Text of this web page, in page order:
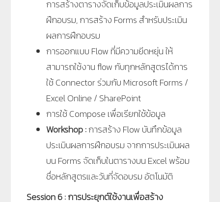
การสร้างตารางจัดเก็บข้อมูลประเมินผลการ
ฝึกอบรม, การสร้าง Forms สำหรับประเมิน
ผลการฝึกอบรม
การออกแบบ Flow ที่มีความยีดหยุ่น ให้
สามารถใช้งาน flow กับทุกหลักสูตรได้การ
ใช้ Connector ร่วมกับ Microsoft Forms /
Excel Online / SharePoint
การใช้ Compose เพื่อเรียกใช้ข้อมูล
Workshop :การสร้าง Flow บันทึกข้อมูล
ประเมินผลการฝึกอบรม จากการประเมินผล
บน Forms จัดเก็บในตารางบน Excel พร้อม
ชื่อหลักสูตรและวันที่จัดอบรม อัตโนมัติ
Session 6 : การประยุกต์ใช้งานเพื่อสร้าง